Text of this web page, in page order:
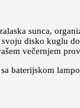
sunca,
disko kuglu
večernjem
baterijskom